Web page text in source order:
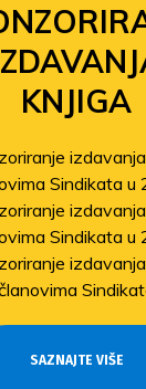
KNJIGA
Sindikata u
Sindikata u
SAZNAJTE VIŠE